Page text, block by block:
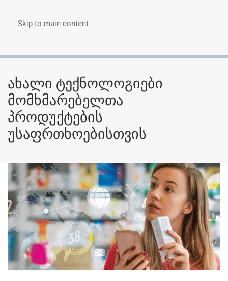
Skip to main content
ახალი ტექნოლოგიები
მომხმარებელთა
პროდუქტების
უსაფრთხოებისთვის